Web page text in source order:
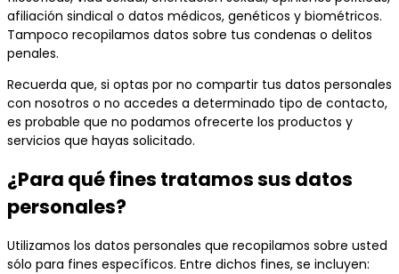
afiliación sindical o datos médicos, genéticos y biométricos.
Tampoco recopilamos datos sobre tus condenas o delitos
penales.
Recuerda que, si optas por no compartir tus datos personales
con nosotros o no accedes a determinado tipo de contacto,
es probable que no podamos ofrecerte los productos y
servicios que hayas solicitado.
¿Para qué fines tratamos sus datos
personales?
Utilizamos los datos personales que recopilamos sobre usted
sólo para fines específicos. Entre dichos fines, se incluyen: